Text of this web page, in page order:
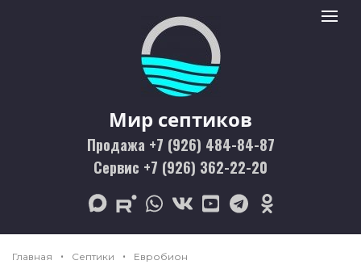
Мир септиков logo
Мир септиков
Продажа +7 (926) 484-84-87
Сервис +7 (926) 362-22-20
max rutubewhatsapp
vk youtubetelegramodnoklassniki
Toggle
Главная Септики Евробион